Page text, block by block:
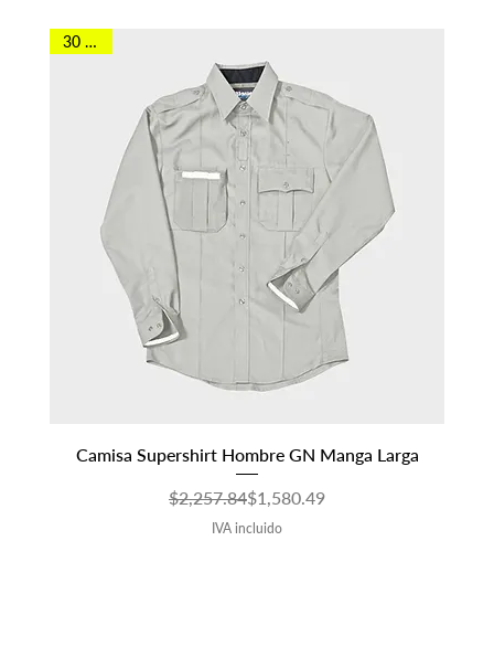
30 OFF
Camisa Supershirt Hombre GN Manga Larga
Precio
$2,257.84Precio de oferta
$1,580.49
IVA incluido